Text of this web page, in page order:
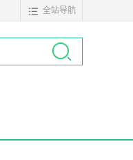
全站导航